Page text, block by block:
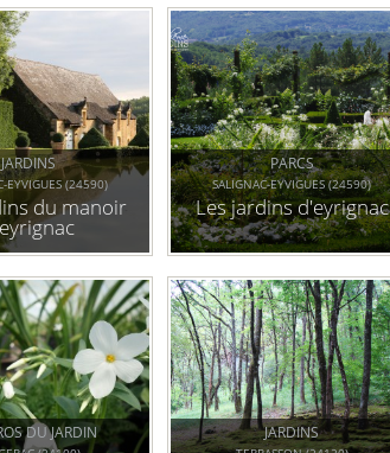
JARDINS
EYVIGUES (24590)
du manoir
PARCS
SALIGNAC-EYVIGUES (24590)
Les jardins d'eyrignac
DU JARDIN JARDINS